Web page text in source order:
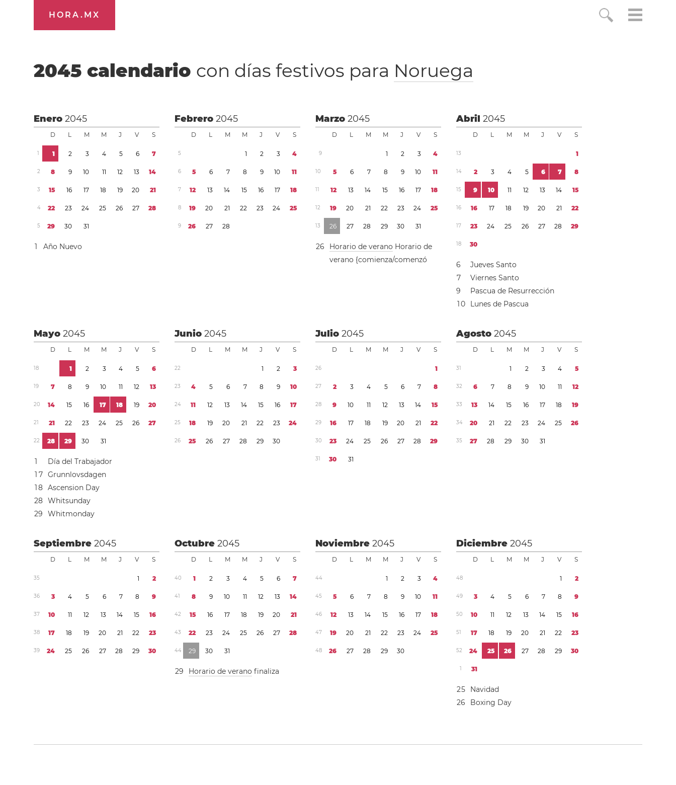
HORA.MX
2045 calendario con días festivos para Noruega
Enero2045
D L M M J V S
1 1 2 3 4 5 6 7
2 8 9 10 11 12 13 14
3 15 16 17 18 19 20 21
4 22 23 24 25 26 27 28
5 29 30 31
1 Año Nuevo
Febrero2045
D L M M J V S
5 1 2 3 4
6 5 6 7 8 9 10 11
7 12 13 14 15 16 17 18
8 19 20 21 22 23 24 25
9 26 27 28
Marzo2045
D L M M J V S
9 1 2 3 4
10 5 6 7 8 9 10 11
11 12 13 14 15 16 17 18
12 19 20 21 22 23 24 25
13 26 27 28 29 30 31
26 Horario de verano Horario de
verano {comienza/comenzó
Abril2045
D L M M J V S
13 1
14 2 3 4 5 6 7 8
15 9 10 11 12 13 14 15
16 16 17 18 19 20 21 22
17 23 24 25 26 27 28 29
18 30
6
Jueves Santo
7
Viernes Santo
9
Pascua de Resurrección
10 Lunes de Pascua
Mayo2045
D L M M J V S
18 1 2 3 4 5 6
19 7 8 9 10 11 12 13
20 14 15 16 17 18 19 20
21 21 22 23 24 25 26 27
22 28 29 30 31
1
Día del Trabajador
1 7 Grunnlovsdagen
18 Ascension Day
28 Whitsunday
29 Whitmonday
Junio2045
D L M M J V S
22 1 2 3
23 4 5 6 7 8 9 10
24 11 12 13 14 15 16 17
25 18 19 20 21 22 23 24
26 25 26 27 28 29 30
Julio2045
D L M M J V S
26 1
27 2 3 4 5 6 7 8
28 9 10 11 12 13 14 15
29 16 17 18 19 20 21 22
30 23 24 25 26 27 28 29
31 30 31
Agosto2045
D L M M J V S
31 1 2 3 4 5
32 6 7 8 9 10 11 12
33 13 14 15 16 17 18 19
34 20 21 22 23 24 25 26
35 27 28 29 30 31
Septiembre2045
D L M M J V S
35 1 2
36 3 4 5 6 7 8 9
37 10 11 12 13 14 15 16
38 17 18 19 20 21 22 23
39 24 25 26 27 28 29 30
Octubre2045
D L M M J V S
40 1 2 3 4 5 6 7
41 8 9 10 11 12 13 14
42 15 16 17 18 19 20 21
43 22 23 24 25 26 27 28
44 29 30 31
29 Horario de verano finaliza
Noviembre2045
D L M M J V S
44 1 2 3 4
45 5 6 7 8 9 10 11
46 12 13 14 15 16 17 18
47 19 20 21 22 23 24 25
48 26 27 28 29 30
Diciembre2045
D L M M J V S
48 1 2
49 3 4 5 6 7 8 9
50 10 11 12 13 14 15 16
51 17 18 19 20 21 22 23
52 24 25 26 27 28 29 30
1 31
25
Navidad
26 Boxing Day